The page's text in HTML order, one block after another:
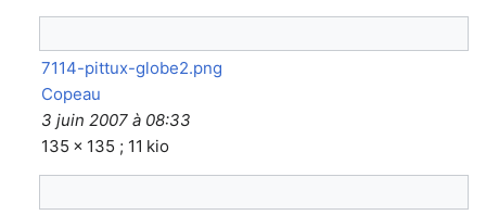
7114-pittux-globe2.png
Copeau
3 juin 2007 à 08:33
135 × 135 ; 11 kio